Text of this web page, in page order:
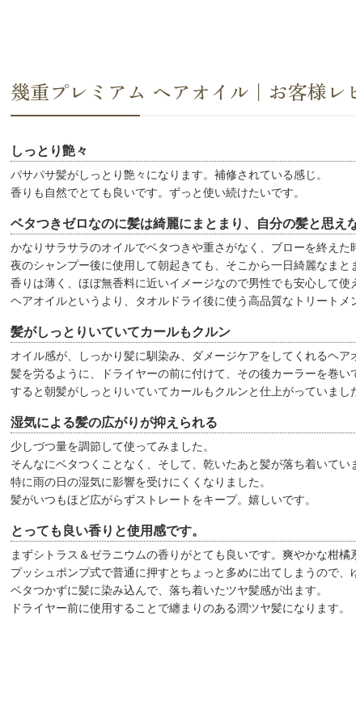
幾重プレミアム ヘアオイル｜お客様レ
しっとり艶々
パサパサ髪がしっとり艶々になります。補修されている感じ。
香りも自然でとても良いです。ずっと使い続けたいです。
ベタつきゼロなのに髪は綺麗にまとまり、自分の髪と思え
かなりサラサラのオイルでベタつきや重さがなく、ブローを終えた
夜のシャンプー後に使用して朝起きても、そこから一日綺麗なまと
香りは薄く、ほぼ無香料に近いイメージなので男性でも安心して使
ヘアオイルというより、タオルドライ後に使う高品質なトリートメ
髪がしっとりいていてカールもクルン
オイル感が、しっかり髪に馴染み、ダメージケアをしてくれるヘア
髪を労るように、ドライヤーの前に付けて、その後カーラーを巻い
すると朝髪がしっとりいていてカールもクルンと仕上がっていまし
湿気による髪の広がりが抑えられる
少しづつ量を調節して使ってみました。
そんなにベタつくことなく、そして、乾いたあと髪が落ち着いてい
特に雨の日の湿気に影響を受けにくくなりました。
髪がいつもほど広がらずストレートをキープ。嬉しいです。
とっても良い香りと使用感です。
まずシトラス＆ゼラニウムの香りがとても良いです。爽やかな柑橘
プッシュポンプ式で普通に押すとちょっと多めに出てしまうので、
ベタつかずに髪に染み込んで、落ち着いたツヤ髪感が出ます。
ドライヤー前に使用することで纏まりのある潤ツヤ髪になります。